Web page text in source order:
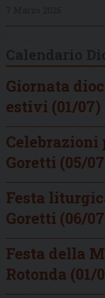
Giornata
estivi (01/07)
Celebrazioni
Goretti (05/
Festa
Goretti (06/
Festa della
Rotonda (01/